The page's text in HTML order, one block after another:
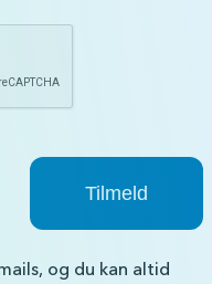
og du kan altid